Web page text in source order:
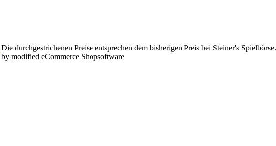
Die durchgestrichenen Preise entsprechen dem bisherigen Preis bei Steiner's Spielbörse.
modified eCommerce Shopsoftware